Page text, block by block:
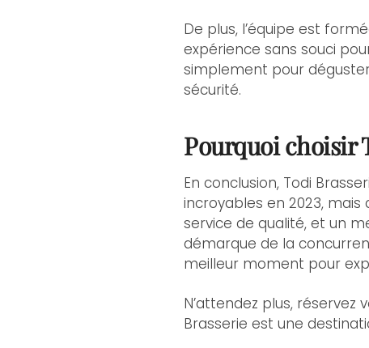
De plus, l’équipe est
expérience sans souci
simplement pour
sécurité.
Pourquoi choisir
En conclusion, Todi
incroyables en 2023, mais
service de qualité, et un
démarque de la
meilleur moment pour
N’attendez plus,
Brasserie est une